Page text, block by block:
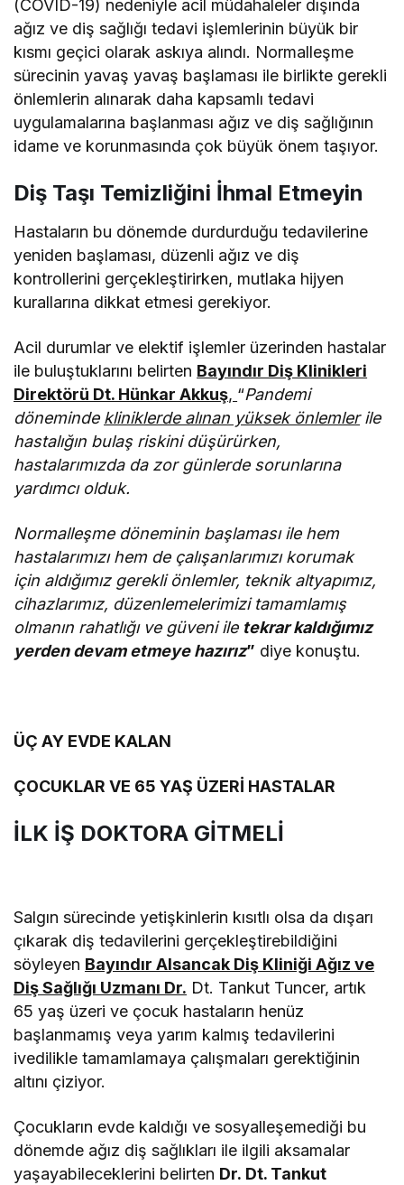
(COVID-19) nedeniyle acil müdahaleler dışında
ağız ve diş sağlığı tedavi işlemlerinin büyük bir
kısmı geçici olarak askıya alındı. Normalleşme
sürecinin yavaş yavaş başlaması ile birlikte gerekli
önlemlerin alınarak daha kapsamlı tedavi
uygulamalarına başlanması ağız ve diş sağlığının
idame ve korunmasında çok büyük önem taşıyor.
Diş Taşı Temizliğini İhmal Etmeyin
Hastaların bu dönemde durdurduğu tedavilerine
yeniden başlaması, düzenli ağız ve diş
kontrollerini gerçekleştirirken, mutlaka hijyen
kurallarına dikkat etmesi gerekiyor.
Acil durumlar ve elektif işlemler üzerinden hastalar
ile buluştuklarını belirten Bayındır Diş Klinikleri
Direktörü Dt. Hünkar Akkuş, “Pandemi
döneminde kliniklerde alınan yüksek önlemlerile
hastalığın bulaş riskini düşürürken,
hastalarımızda da zor günlerde sorunlarına
yardımcı olduk.
Normalleşme döneminin başlaması ile hem
hastalarımızı hem de çalışanlarımızı korumak
için aldığımız gerekli önlemler, teknik altyapımız,
cihazlarımız, düzenlemelerimizi tamamlamış
olmanın rahatlığı ve güveni ile tekrar kaldığımız
yerden devam etmeye hazırız” diye konuştu.
ÜÇ AY EVDE KALAN
ÇOCUKLAR VE 65 YAŞ ÜZERİ HASTALAR
İLK İŞ DOKTORA GİTMELİ
Salgın sürecinde yetişkinlerin kısıtlı olsa da dışarı
çıkarak diş tedavilerini gerçekleştirebildiğini
söyleyen Bayındır Alsancak Diş Kliniği Ağız ve
Diş Sağlığı Uzmanı Dr. Dt. Tankut Tuncer, artık
65 yaş üzeri ve çocuk hastaların henüz
başlanmamış veya yarım kalmış tedavilerini
ivedilikle tamamlamaya çalışmaları gerektiğinin
altını çiziyor.
Çocukların evde kaldığı ve sosyalleşemediği bu
dönemde ağız diş sağlıkları ile ilgili aksamalar
yaşayabileceklerini belirten Dr. Dt. Tankut